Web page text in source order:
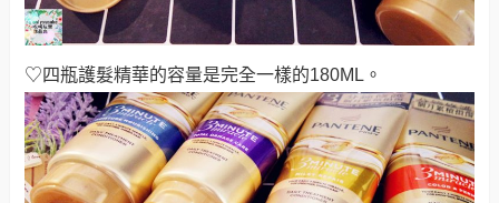
♡四瓶護髮精華的容量是完全一樣的180ML。